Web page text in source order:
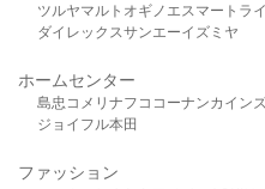
ツルヤマルト オギノ エスマート ラ
ダイレックスサンエーイズミヤ
ホームセンター
島忠 コメリ ナフコ コーナンカイン
ジョイフル本田
ファッション